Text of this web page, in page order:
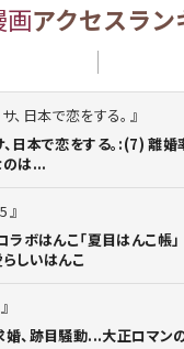
画アクセスラン
、日本で恋をする。
日本で恋をする。:(7) 離婚
のは...
ラボはんこ「夏目はんこ帳
しいはんこ
、跡目騒動...大正ロマン